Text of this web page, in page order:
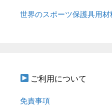
世界のスポーツ保護具用
ご利用について
免責事項